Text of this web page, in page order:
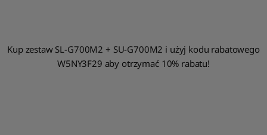
Kup zestaw SL-G700M2 + SU-G700M2 i użyj kodu rabatowego
W5NY3F29 aby otrzymać 10% rabatu!